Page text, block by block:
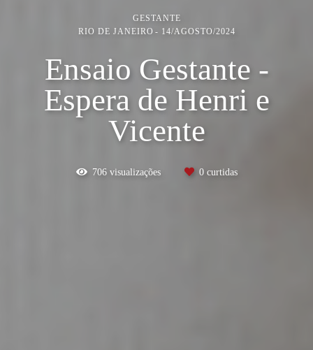
GESTANTE
RIO DE JANEIRO
14/AGOSTO/2024
Ensaio Gestante -
Espera de Henri e
Vicente
706visualizações 0curtidas